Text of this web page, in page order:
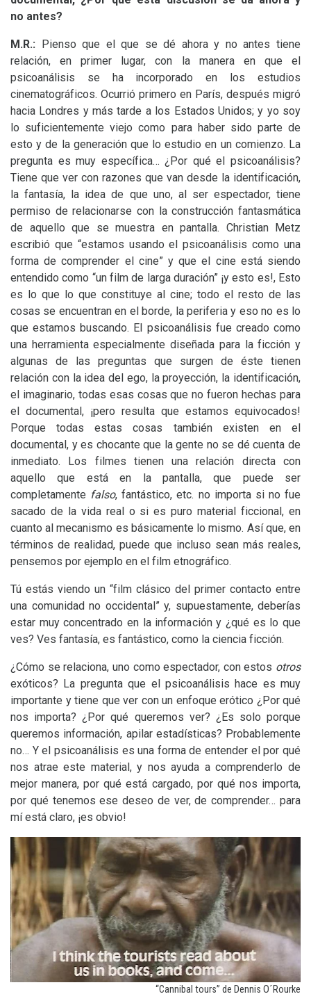
no antes?
M.R.: Pienso que el que se dé ahora y no antes tiene
relación, en primer lugar, con la manera en que el
psicoanálisis se ha incorporado en los estudios
cinematográficos. Ocurrió primero en París, después migró
hacia Londres y más tarde a los Estados Unidos; y yo soy
lo suficientemente viejo como para haber sido parte de
esto y de la generación que lo estudio en un comienzo. La
pregunta es muy específica… ¿Por qué el psicoanálisis?
Tiene que ver con razones que van desde la identificación,
la fantasía, la idea de que uno, al ser espectador, tiene
permiso de relacionarse con la construcción fantasmática
de aquello que se muestra en pantalla. Christian Metz
escribió que “estamos usando el psicoanálisis como una
forma de comprender el cine” y que el cine está siendo
entendido como “un film de larga duración” ¡y esto es!, Esto
es lo que lo que constituye al cine; todo el resto de las
cosas se encuentran en el borde, la periferia y eso no es lo
que estamos buscando. El psicoanálisis fue creado como
una herramienta especialmente diseñada para la ficción y
algunas de las preguntas que surgen de éste tienen
relación con la idea del ego, la proyección, la identificación,
el imaginario, todas esas cosas que no fueron hechas para
el documental, ¡pero resulta que estamos equivocados!
Porque todas estas cosas también existen en el
documental, y es chocante que la gente no se dé cuenta de
inmediato. Los filmes tienen una relación directa con
aquello que está en la pantalla, que puede ser
completamente falso, fantástico, etc. no importa si no fue
sacado de la vida real o si es puro material ficcional, en
cuanto al mecanismo es básicamente lo mismo. Así que, en
términos de realidad, puede que incluso sean más reales,
pensemos por ejemplo en el film etnográfico.
Tú estás viendo un “film clásico del primer contacto entre
una comunidad no occidental” y, supuestamente, deberías
estar muy concentrado en la información y ¿qué es lo que
ves? Ves fantasía, es fantástico, como la ciencia ficción.
¿Cómo se relaciona, uno como espectador, con estos otros
exóticos? La pregunta que el psicoanálisis hace es muy
importante y tiene que ver con un enfoque erótico ¿Por qué
nos importa? ¿Por qué queremos ver? ¿Es solo porque
queremos información, apilar estadísticas? Probablemente
no… Y el psicoanálisis es una forma de entender el por qué
nos atrae este material, y nos ayuda a comprenderlo de
mejor manera, por qué está cargado, por qué nos importa,
por qué tenemos ese deseo de ver, de comprender… para
mí está claro, ¡es obvio!
“Cannibal tours” de Dennis O´Rourke